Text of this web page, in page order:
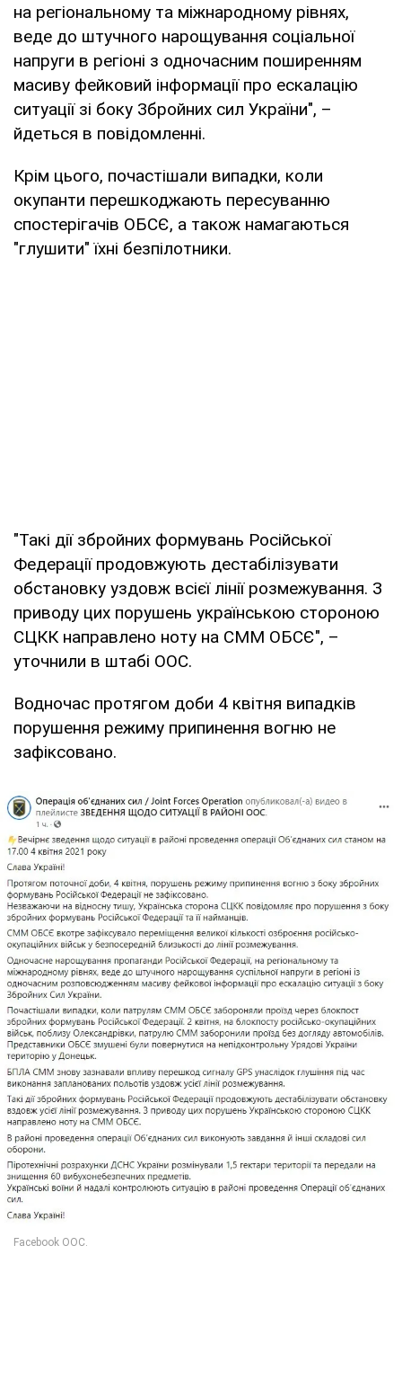
на регіональному та міжнародному рівнях,
веде до штучного нарощування соціальної
напруги в регіоні з одночасним поширенням
масиву фейковий інформації про ескалацію
ситуації зі боку Збройних сил України", –
йдеться в повідомленні.
Крім цього, почастішали випадки, коли
окупанти перешкоджають пересуванню
спостерігачів ОБСЄ, а також намагаються
"глушити" їхні безпілотники.
"Такі дії збройних формувань Російської
Федерації продовжують дестабілізувати
обстановку уздовж всієї лінії розмежування. З
приводу цих порушень українською стороною
СЦКК направлено ноту на СММ ОБСЄ", –
уточнили в штабі ООС.
Водночас протягом доби 4 квітня випадків
порушення режиму припинення вогню не
зафіксовано.